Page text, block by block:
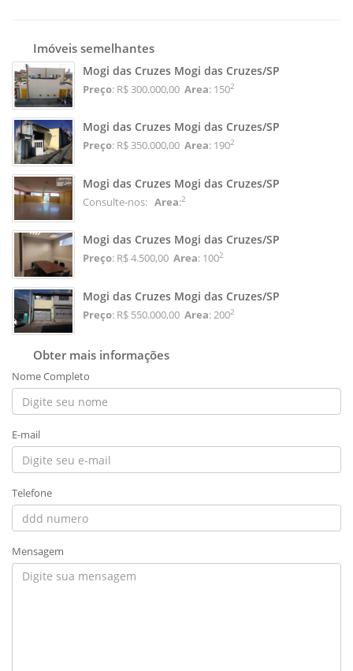
Imóveis semelhantes
Mogi das Cruzes Mogi das Cruzes/SP
Preço: R$ 300.000,00 Area: 1502
Mogi das Cruzes Mogi das Cruzes/SP
Preço: R$ 350.000,00 Area: 1902
Mogi das Cruzes Mogi das Cruzes/SP
Consulte-nos: Area:2
Mogi das Cruzes Mogi das Cruzes/SP
Preço: R$ 4.500,00 Area: 1002
Mogi das Cruzes Mogi das Cruzes/SP
Preço: R$ 550.000,00 Area: 2002
Obter mais informações
Nome Completo
E-mail
Telefone
Mensagem